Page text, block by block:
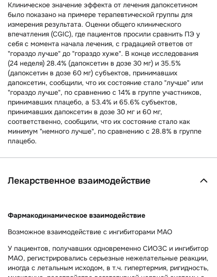
Клиническое значение эффекта от лечения дапоксетином
было показано на примере терапевтической группы для
измерения результата. Оценки общего клинического
впечатления (CGIC), где пациентов просили сравнить ПЭ у
себя с момента начала лечения, с градацией ответов от
"гораздо лучше" до "гораздо хуже". В конце исследования
(24 неделя) 28.4% (дапоксетин в дозе 30 мг) и 35.5%
(дапоксетин в дозе 60 мг) субъектов, принимавших
дапоксетин, сообщили, что их состояние стало "лучше" или
"гораздо лучше", по сравнению с 14% в группе участников,
принимавших плацебо, а 53.4% и 65.6% субъектов,
принимавших дапоксетин в дозе 30 мг и 60 мг,
соответственно, сообщили, что их состояние стало как
минимум "немного лучше", по сравнению с 28.8% в группе
плацебо.
Лекарственное взаимодействие
Фармакодинамическое взаимодействие
Возможное взаимодействие с ингибиторами МАО
У пациентов, получавших одновременно СИОЗС и ингибитор
МАО, регистрировались серьезные нежелательные реакции,
иногда с летальным исходом, в т.ч. гипертермия, ригидность,